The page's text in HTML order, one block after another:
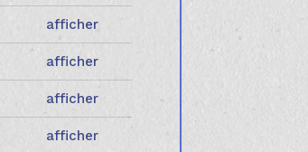
afficher
afficher
afficher
afficher